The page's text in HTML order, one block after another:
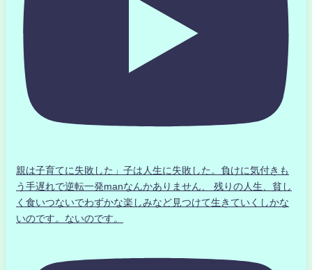
親は子育てに失敗した」子は人生に失敗した。負けに気付きも
う手遅れで逆転一発manなんかありません、 残りの人生、貧し
く食いつないでわずかな楽しみなど見つけて生きていくしかな
いのです。ないのです。